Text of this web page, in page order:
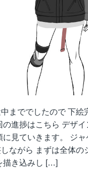
まででしたので 下絵
の進捗はこちら デザ
に見ていきます。 ジャ
ながら まずは全体の
描き込みし […]